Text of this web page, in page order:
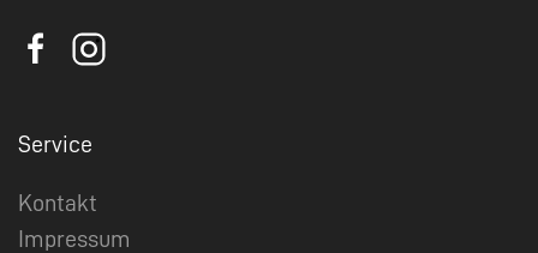
Service
Kontakt
Impressum